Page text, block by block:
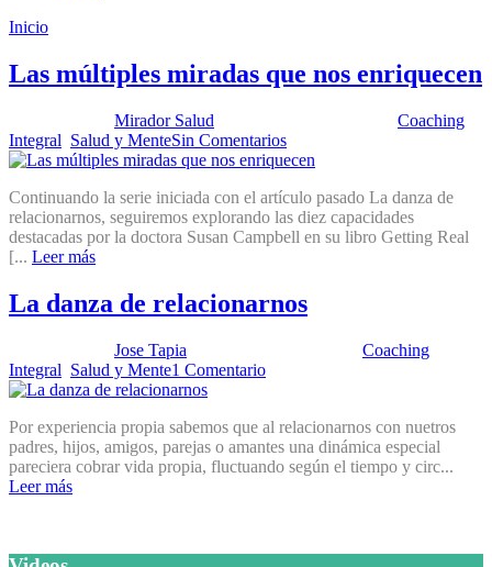
Inicio
Las múltiples miradas que nos enriquecen
Mirador Salud
Coaching
Integral Salud y MenteSin Comentarios
Continuando la serie iniciada con el artículo pasado La danza de
relacionarnos, seguiremos explorando las diez capacidades
destacadas por la doctora Susan Campbell en su libro Getting Real
[... Leer más
La danza de relacionarnos
Jose Tapia
Coaching
Integral Salud y Mente1 Comentario
Por experiencia propia sabemos que al relacionarnos con nuetros
padres, hijos, amigos, parejas o amantes una dinámica especial
pareciera cobrar vida propia, fluctuando según el tiempo y circ...
Leer más